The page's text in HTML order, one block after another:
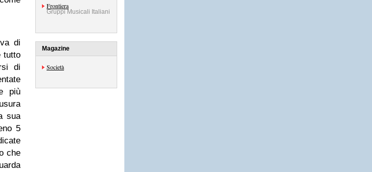
di
tutto
di
più
sua
5
che
Frontiera
Gruppi Musicali Italiani
Magazine
Società